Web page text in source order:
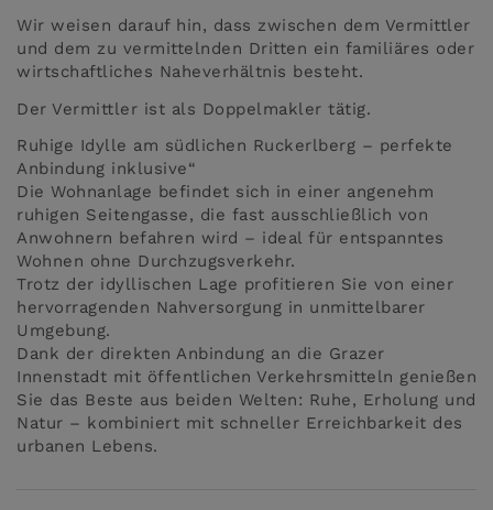
Wir weisen darauf hin, dass zwischen dem Vermittler
und dem zu vermittelnden Dritten ein familiäres oder
wirtschaftliches Naheverhältnis besteht.
Der Vermittler ist als Doppelmakler tätig.
Ruhige Idylle am südlichen Ruckerlberg – perfekte
Anbindung inklusive“
Die Wohnanlage befindet sich in einer angenehm
ruhigen Seitengasse, die fast ausschließlich von
Anwohnern befahren wird – ideal für entspanntes
Wohnen ohne Durchzugsverkehr.
Trotz der idyllischen Lage profitieren Sie von einer
hervorragenden Nahversorgung in unmittelbarer
Umgebung.
Dank der direkten Anbindung an die Grazer
Innenstadt mit öffentlichen Verkehrsmitteln genießen
Sie das Beste aus beiden Welten: Ruhe, Erholung und
Natur – kombiniert mit schneller Erreichbarkeit des
urbanen Lebens.